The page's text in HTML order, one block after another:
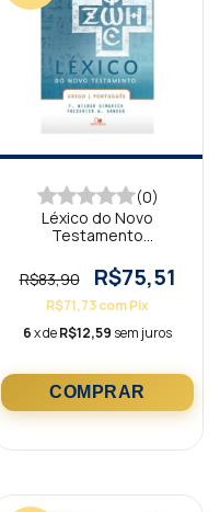
(0)
Léxico do Novo
Testamento
R$83,90
R$75,51
R$71,73comPix
6x deR$12,59 sem juros